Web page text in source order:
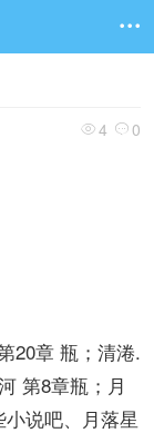

 4  0
20章 瓶；清淃.
第8章瓶；月
说吧、月落星